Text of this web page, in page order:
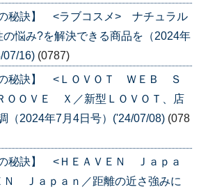
の秘訣】 <ラブコスメ> ナチュラル
の悩み?を解決できる商品を（2024年
07/16) (0787)
の秘訣】 <ＬＯＶＯＴ ＷＥＢ Ｓ
ＯＶＥ Ｘ／新型ＬＯＶＯＴ、店
（2024年7月4日号）('24/07/08) (078
の秘訣】 <ＨＥＡＶＥＮ Ｊａｐａ
Ｊａｐａｎ／距離の近さ強みに